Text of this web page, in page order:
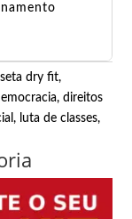
dry fit,
,direitos
, luta de classes,